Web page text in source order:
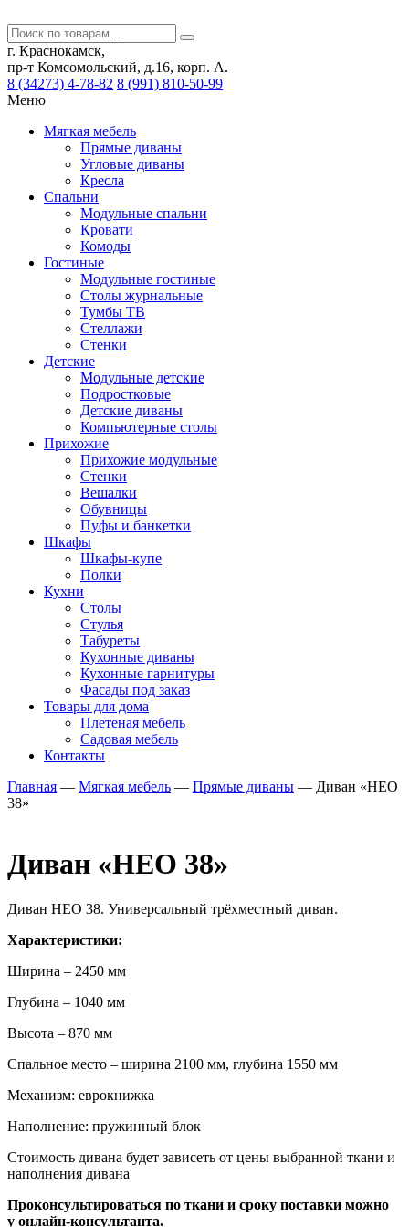
г. Краснокамск,
пр-т Комсомольский, д.16, корп. А.
8 (34273) 4-78-82 8 (991) 810-50-99
Меню
Мягкая мебель
Прямые диваны
Угловые диваны
Кресла
Спальни
Модульные спальни
Кровати
Комоды
Гостиные
Модульные гостиные
Столы журнальные
Тумбы ТВ
Стеллажи
Стенки
Детские
Модульные детские
Подростковые
Детские диваны
Компьютерные столы
Прихожие
Прихожие модульные
Стенки
Вешалки
Обувницы
Пуфы и банкетки
Шкафы
Шкафы-купе
Полки
Кухни
Столы
Стулья
Табуреты
Кухонные диваны
Кухонные гарнитуры
Фасады под заказ
Товары для дома
Плетеная мебель
Садовая мебель
Контакты
Главная — Мягкая мебель — Прямые диваны — Диван «НЕО
38»
Диван «НЕО 38»
Диван НЕО 38. Универсальный трёхместный диван.
Характеристики:
Ширина – 2450 мм
Глубина – 1040 мм
Высота – 870 мм
Спальное место – ширина 2100 мм, глубина 1550 мм
Механизм: еврокнижка
Наполнение: пружинный блок
Стоимость дивана будет зависеть от цены выбранной ткани и
наполнения дивана
Проконсультироваться по ткани и сроку поставки можно
у онлайн-консультанта.